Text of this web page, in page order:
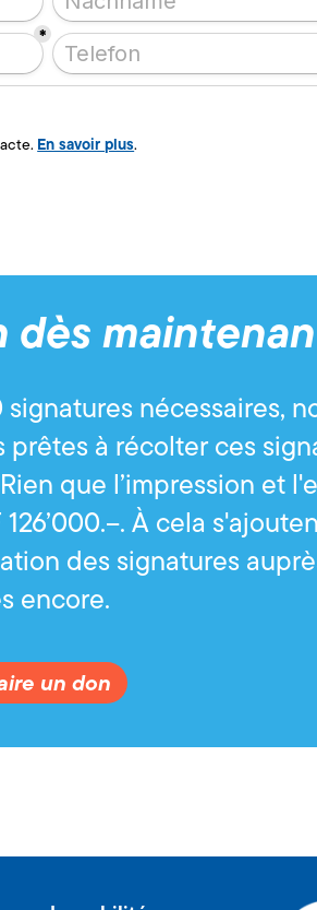
En savoir plus.
dès
nécessaires,
à récolter ces
que l’impression et
À cela
des signatures
encore.
un don